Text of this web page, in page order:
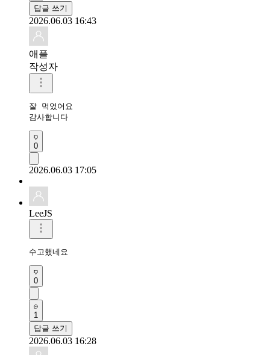
답글 쓰기
2026.06.03 16:43
애플
작성자
잘 먹었어요
감사합니다
0
2026.06.03 17:05
LeeJS
수고했네요
0
1
답글 쓰기
2026.06.03 16:28